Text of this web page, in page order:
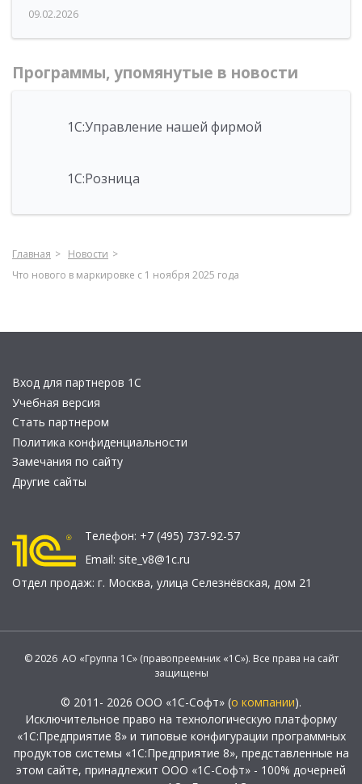
09.02.2026
Программы, упомянутые в новости
1С:Управление нашей фирмой
1С:Розница
Главная
Новости
Что нового в маркировке с 1 ноября 2025 года
Вход для партнеров 1С
Учебная версия
Стать партнером
Политика конфиденциальности
Замечания по сайту
Другие сайты
Телефон: +7 (495) 737-92-57
Email: site_v8@1c.ru
Отдел продаж: г. Москва, улица Селезнёвская, дом 21
© 2026 АО «Группа 1С» (правопреемник «1С»). Все права на сайт
защищены
© 2011- 2026 ООО «1С-Софт» (о компании).
Исключительное право на технологическую платформу
«1С:Предприятие 8» и типовые конфигурации программных
продуктов системы «1С:Предприятие 8», представленные на
этом сайте, принадлежит ООО «1С-Софт» - 100% дочерней